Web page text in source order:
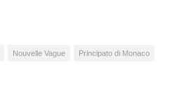
Nouvelle Vague Principato di Monaco